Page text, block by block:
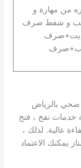
من مهارة و
و شفط صرف
خدمات نفخ ، فتح
عالية. لذلك ،
الاعتماد